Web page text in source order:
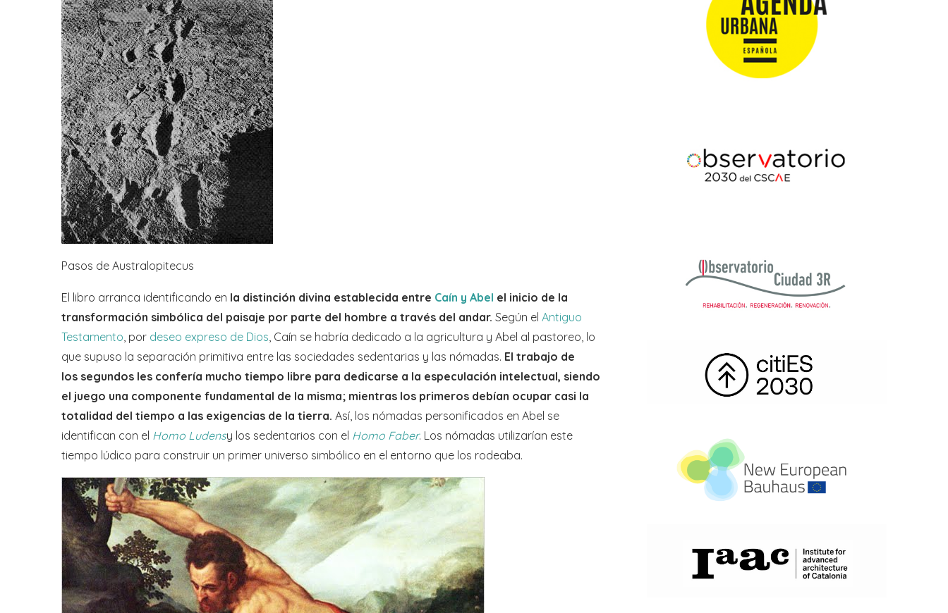
Pasos de Australopitecus
El libro arranca identificando en la distinción divina establecida entre Caín y Abel el inicio de la
transformación simbólica del paisaje por parte del hombre a través del andar. Según el Antiguo
Testamento , por deseo expreso de Dios , Caín se habría dedicado a la agricultura y Abel al pastoreo, lo
que supuso la separación primitiva entre las sociedades sedentarias y las nómadas. El trabajo de
los segundos les confería mucho tiempo libre para dedicarse a la especulación intelectual, siendo
el juego una componente fundamental de la misma; mientras los primeros debían ocupar casi la
totalidad del tiempo a las exigencias de la tierra. Así, los nómadas personificados en Abel se
identifican con el Homo Ludensy los sedentarios con el Homo Faber. Los nómadas utilizarían este
tiempo lúdico para construir un primer universo simbólico en el entorno que los rodeaba.